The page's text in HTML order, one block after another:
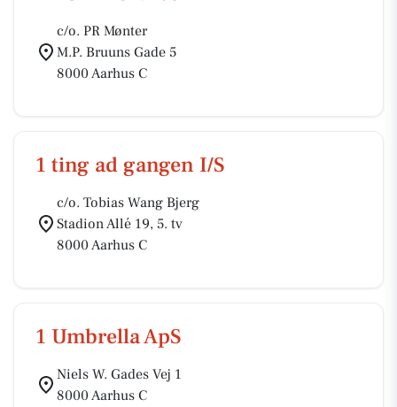
c/o. PR Mønter
M.P. Bruuns Gade 5
8000 Aarhus C
1 ting ad gangen I/S
c/o. Tobias Wang Bjerg
Stadion Allé 19, 5. tv
8000 Aarhus C
1 Umbrella ApS
Niels W. Gades Vej 1
8000 Aarhus C